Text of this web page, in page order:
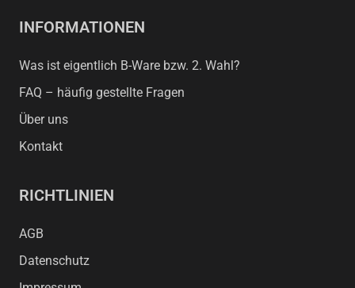
INFORMATIONEN
Was ist eigentlich B-Ware bzw. 2. Wahl?
FAQ – häufig gestellte Fragen
Über uns
Kontakt
RICHTLINIEN
AGB
Datenschutz